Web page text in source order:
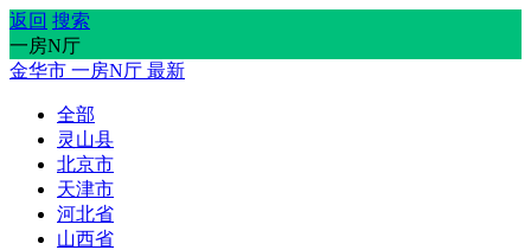
返回 搜索
一房N厅
金华市 一房N厅 最新
全部
灵山县
北京市
天津市
河北省
山西省